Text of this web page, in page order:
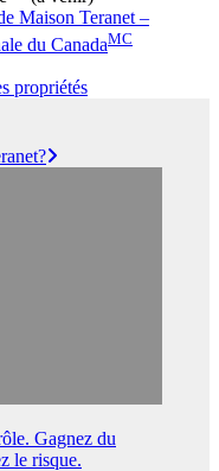
Maison Teranet –
du CanadaMC
propriétés
Gagnez du
le risque.